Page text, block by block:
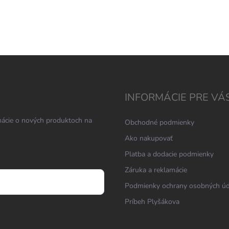
o nových produktoch na
INFORMÁCIE PRE
Obchodné podmienky
Ako nakupovať
Platba a dodacie podmienky
Záruka a reklamácie
Podmienky ochrany osobných
Príbeh Plyšákova